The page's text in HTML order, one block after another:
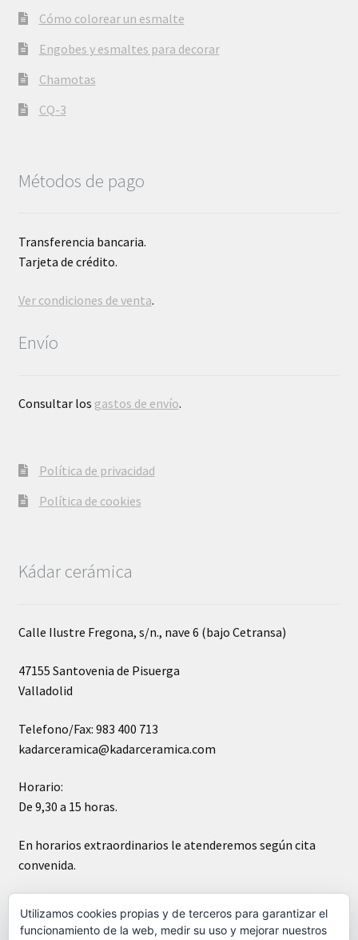
Cómo colorear un esmalte
Engobes y esmaltes para decorar
Chamotas
CQ-3
Métodos de pago
Transferencia bancaria.
Tarjeta de crédito.
Ver condiciones de venta.
Envío
Consultar los gastos de envío.
Política de privacidad
Política de cookies
Kádar cerámica
Calle Ilustre Fregona, s/n., nave 6 (bajo Cetransa)
47155 Santovenia de Pisuerga
Valladolid
Telefono/Fax: 983 400 713
kadarceramica@kadarceramica.com
Horario:
De 9,30 a 15 horas.
En horarios extraordinarios le atenderemos según cita
convenida.
Utilizamos cookies propias y de terceros para garantizar el
funcionamiento de la web, medir su uso y mejorar nuestros